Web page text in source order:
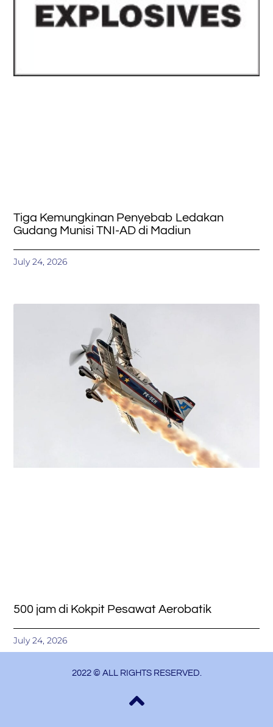
Tiga Kemungkinan Penyebab Ledakan
Gudang Munisi TNI-AD di Madiun
July 24, 2026
500 jam di Kokpit Pesawat Aerobatik
July 24, 2026
2022 © ALL RIGHTS RESERVED.